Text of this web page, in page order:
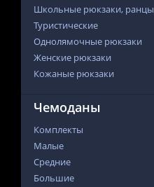
Школьные рюкзаки, ранцы
Туристические
Однолямочные рюкзаки
Женские рюкзаки
Кожаные рюкзаки
Чемоданы
Комплекты
Малые
Средние
Большие